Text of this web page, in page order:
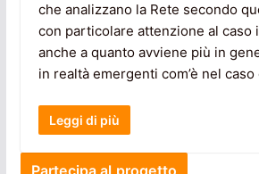
che analizzano la Rete secondo
con particolare attenzione al caso
anche a quanto avviene più in
in realtà emergenti com’è nel caso
Leggi di più
Partecipa al progetto